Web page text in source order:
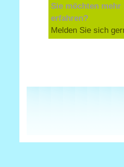
Sie möchten
erfahren?
Melden Sie sich